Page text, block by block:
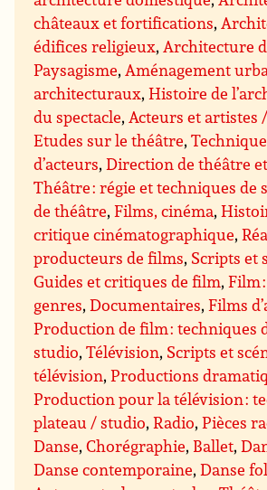
châteaux et fortifications,
édifices religieux,Architecture
Paysagisme,Aménagement
architecturaux,Histoire de
du spectacle,Acteurs et artistes
Etudes sur le théâtre,
d’acteurs,Direction de théâtre
Théâtre : régie et techniques de
de théâtre,Films, cinéma,
critique cinématographique,
producteurs de films, Scripts et
Guides et critiques de film,Film
genres,Documentaires,Films
Production de film : techniques
studio,Télévision, Scripts et
télévision,Productions
Production pour la télévision :
plateau / studio,Radio,Pièces
Danse,Chorégraphie, Ballet,
Danse contemporaine,Danse